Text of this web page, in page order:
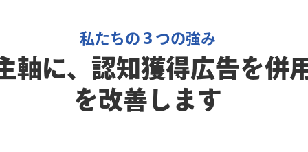
私たちの３つの強み
軸に、認知獲得広告を併
を改善します